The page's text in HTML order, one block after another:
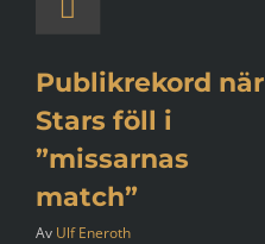
Publikrekord när
Stars föll i
”missarnas
match”
Av Ulf Eneroth